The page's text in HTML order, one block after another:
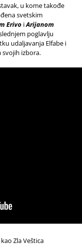
u kome takođe
svetskim
Erivo iArijanom
poglavlju
udaljavanja Elfabe i
svojih izbora.
Zla Veštica